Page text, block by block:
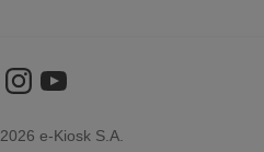
e-Kiosk S.A.